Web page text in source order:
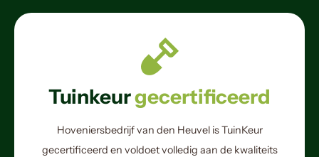
Tuinkeurgecertificeerd
Hoveniersbedrijf van den Heuvel is TuinKeur
gecertificeerd en voldoet volledig aan de kwaliteits